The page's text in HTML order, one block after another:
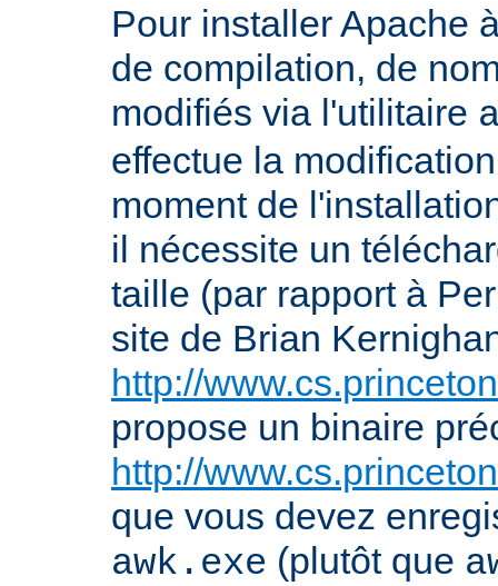
Pour installer Apache
de compilation, de
modifiés via l'utilitaire
effectue la
moment de
il nécessite un
taille (par rapport à
site de Brian
http://
propose un binaire
http://
que vous devez
awk.exe (plutôt que